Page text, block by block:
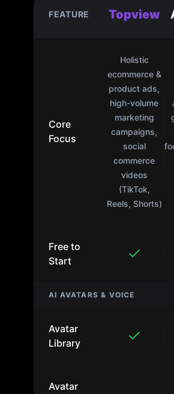
FEATURE Topview
Core
Focus
Holistic
ecommerce &
product ads,
high-volume
marketing
campaigns,
social
commerce
videos
(TikTok,
Reels, Shorts)
Free to
Start
AI AVATARS & VOICE
Avatar
Library
Avatar